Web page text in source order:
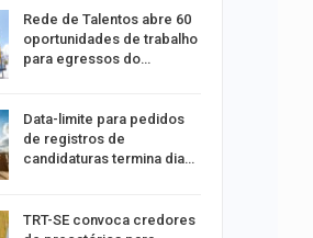
Rede de Talentos abre 60
oportunidades de trabalho
para egressos do…
Data-limite para pedidos
de registros de
candidaturas termina dia…
TRT-SE convoca credores